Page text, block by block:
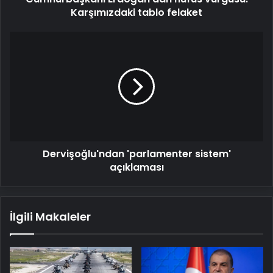
Karşımızdaki tablo felaket
Dervişoğlu'ndan 'parlamenter sistem'
açıklaması
İlgili Makaleler